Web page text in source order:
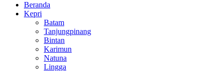
Beranda
Kepri
Batam
Tanjungpinang
Bintan
Karimun
Natuna
Lingga